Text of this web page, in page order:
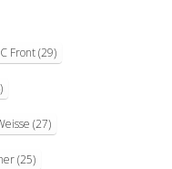
Front(29)
(27)
(25)